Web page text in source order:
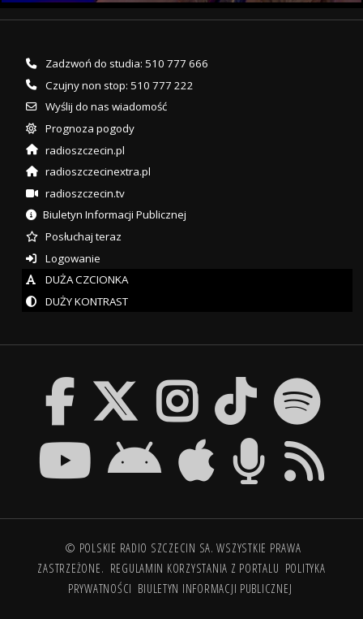
Zadzwoń do studia: 510 777 666
Czujny non stop: 510 777 222
Wyślij do nas wiadomość
Prognoza pogody
radioszczecin.pl
radioszczecinextra.pl
radioszczecin.tv
Biuletyn Informacji Publicznej
Posłuchaj teraz
Logowanie
DUŻA CZCIONKA
DUŻY KONTRAST
© POLSKIE RADIO SZCZECIN SA. WSZYSTKIE PRAWA
ZASTRZEŻONE. REGULAMIN KORZYSTANIA Z PORTALU POLITYKA
PRYWATNOŚCI BIULETYN INFORMACJI PUBLICZNEJ